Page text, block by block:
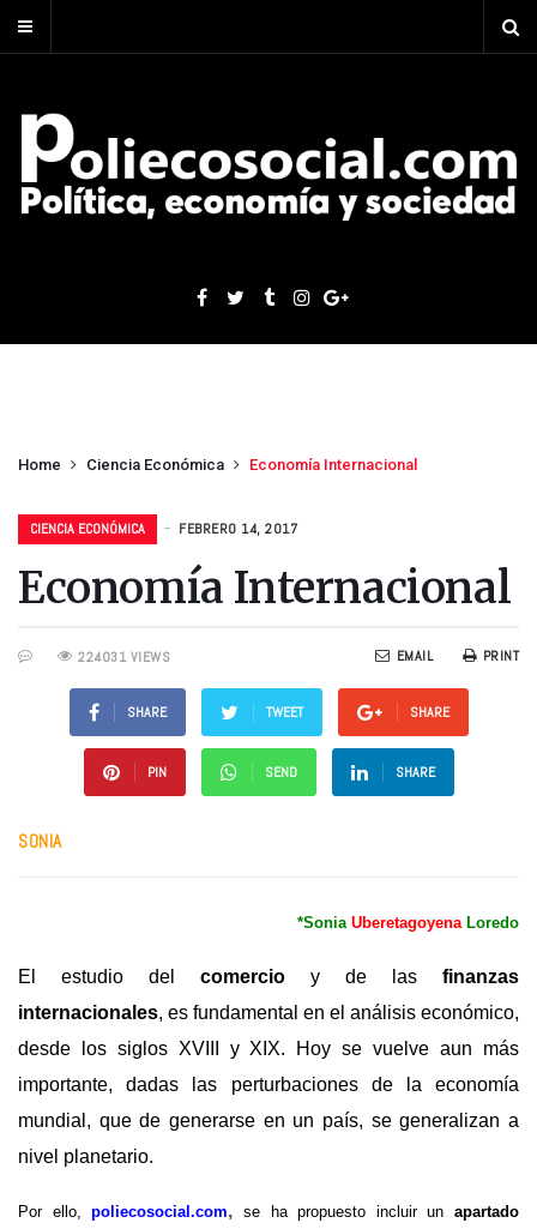
Home Ciencia Económica Economía Internacional
CIENCIA ECONÓMICA FEBRERO 14, 2017
Economía Internacional
224031 VIEWS PRINT
EMAIL
SHARE TWEET SHARE
PIN SEND SHARE
SONIA
*Sonia Uberetagoyena Loredo
El estudio del comercio y de las finanzas
internacionales, es fundamental en el análisis económico,
desde los siglos XVIII y XIX. Hoy se vuelve aun más
importante, dadas las perturbaciones de la economía
mundial, que de generarse en un país, se generalizan a
nivel planetario.
Por ello, poliecosocial.com, se ha propuesto incluir un apartado